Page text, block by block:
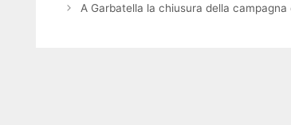
A Garbatella la chiusura della campagna